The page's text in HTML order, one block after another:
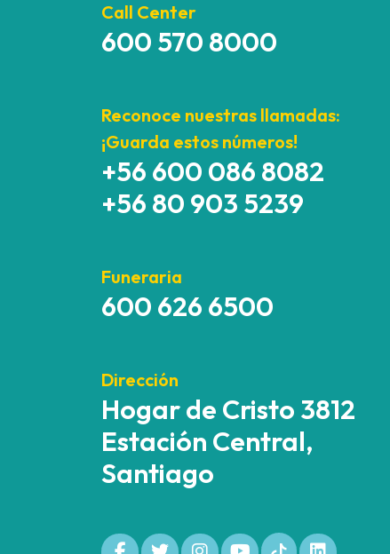
Call Center
600 570 8000
Reconoce nuestras llamadas:
¡Guarda estos números!
+56 600 086 8082
+56 80 903 5239
Funeraria
600 626 6500
Dirección
Hogar de Cristo 3812
Estación Central,
Santiago